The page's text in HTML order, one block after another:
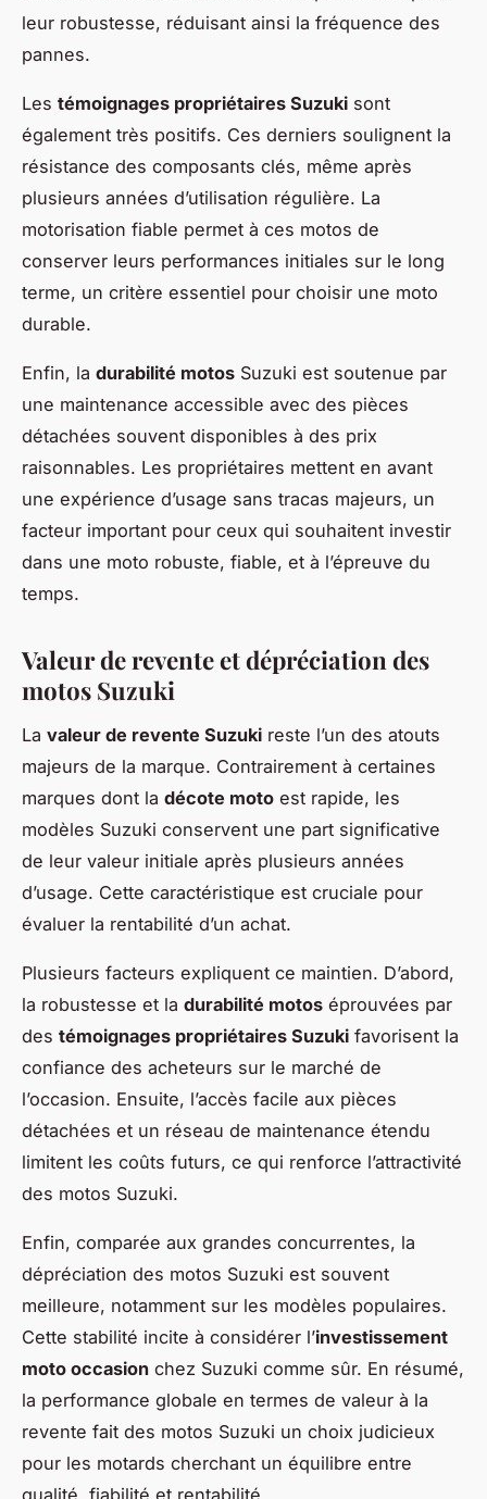
leur robustesse, réduisant ainsi la fréquence des
pannes.
Les témoignages propriétaires Suzuki sont
également très positifs. Ces derniers soulignent la
résistance des composants clés, même après
plusieurs années d’utilisation régulière. La
motorisation fiable permet à ces motos de
conserver leurs performances initiales sur le long
terme, un critère essentiel pour choisir une moto
durable.
Enfin, la durabilité motos Suzuki est soutenue par
une maintenance accessible avec des pièces
détachées souvent disponibles à des prix
raisonnables. Les propriétaires mettent en avant
une expérience d’usage sans tracas majeurs, un
facteur important pour ceux qui souhaitent investir
dans une moto robuste, fiable, et à l’épreuve du
temps.
Valeur de revente et dépréciation des
motos Suzuki
La valeur de revente Suzuki reste l’un des atouts
majeurs de la marque. Contrairement à certaines
marques dont la décote moto est rapide, les
modèles Suzuki conservent une part significative
de leur valeur initiale après plusieurs années
d’usage. Cette caractéristique est cruciale pour
évaluer la rentabilité d’un achat.
Plusieurs facteurs expliquent ce maintien. D’abord,
la robustesse et la durabilité motos éprouvées par
des témoignages propriétaires Suzuki favorisent la
confiance des acheteurs sur le marché de
l’occasion. Ensuite, l’accès facile aux pièces
détachées et un réseau de maintenance étendu
limitent les coûts futurs, ce qui renforce l’attractivité
des motos Suzuki.
Enfin, comparée aux grandes concurrentes, la
dépréciation des motos Suzuki est souvent
meilleure, notamment sur les modèles populaires.
Cette stabilité incite à considérer l’investissement
moto occasion chez Suzuki comme sûr. En résumé,
la performance globale en termes de valeur à la
revente fait des motos Suzuki un choix judicieux
pour les motards cherchant un équilibre entre
qualité, fiabilité et rentabilité.